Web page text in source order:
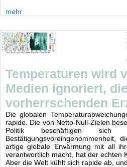
mehr
Temperaturen wird
Medien ignoriert,
vorherrschenden
Die globalen
rapide. Die von Netto-Null-Zielen
Politik beschäftigen
Bestätigungsvoreingenommenheit,
artige globale Erwärmung mit all
verantwortlich macht, hat der echten
Aber die Welt kühlt sich rapide ab, und